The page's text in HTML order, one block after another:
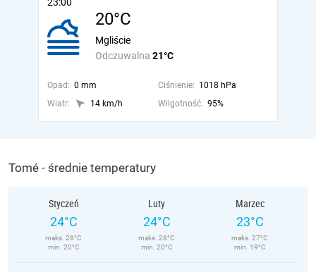
20°C
Odczuwalna 21°C
Mgliście
Opad: 0 mm Ciśnienie: 1018 hPa
Wiatr:
14 km/h Wilgotność: 95%
Tomé - średnie temperatury
Styczeń
24°C
maks. 28°C
min. 20°C
Luty
24°C
maks. 28°C
min. 20°C
Marzec
23°C
maks. 27°C
min. 19°C